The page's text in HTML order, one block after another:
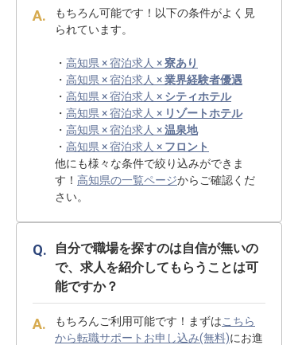
もちろん可能です！以下の条件がよく見
られています。
・ 高知県 × 宿泊求人 ×寮あり
・ 高知県 × 宿泊求人 ×業界経験者優遇
・ 高知県 × 宿泊求人 × シティホテル
・ 高知県 × 宿泊求人 × リゾートホテル
・ 高知県 × 宿泊求人 ×温泉地
・ 高知県 × 宿泊求人 × フロント
他にも様々な条件で絞り込みができま
す！ 高知県の一覧ページからご確認くだ
さい。
自分で職場を探すのは自信が無いの
で、求人を紹介してもらうことは可
能ですか？
もちろんご利用可能です！まずはこちら
から転職サポートお申し込み(無料)にお進